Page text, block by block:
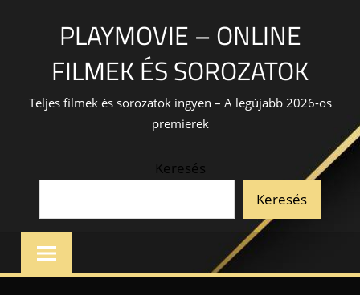
PLAYMOVIE – ONLINE
FILMEK ÉS SOROZATOK
Teljes filmek és sorozatok ingyen – A legújabb 2026-os
premierek
Keresés
Keresés